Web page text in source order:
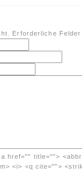
Erforderliche
href="" title="">
<i> <q cite="">